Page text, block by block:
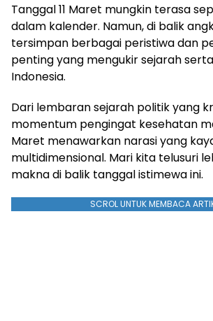
Tanggal 11 Maret mungkin terasa
dalam kalender. Namun, di balik
tersimpan berbagai peristiwa dan
penting yang mengukir sejarah
Indonesia.
Dari lembaran sejarah politik yang
momentum pengingat kesehatan
Maret menawarkan narasi yang
multidimensional. Mari kita telusuri
makna di balik tanggal istimewa ini.
SCROL UNTUK MEMBACA